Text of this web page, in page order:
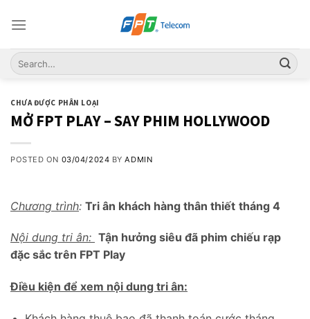
CHƯA ĐƯỢC PHÂN LOẠI
MỞ FPT PLAY – SAY PHIM HOLLYWOOD
POSTED ON 03/04/2024 BYADMIN
Chương trình: Tri ân khách hàng thân thiết tháng 4
Nội dung tri ân: Tận hưởng siêu đã phim chiếu rạp
đặc sắc trên FPT Play
Điều kiện để xem nội dung tri ân: